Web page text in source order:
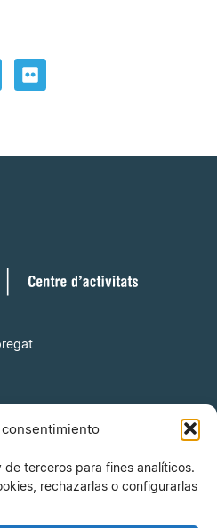
terceros para fines analíticos.
rechazarlas o configurarlas